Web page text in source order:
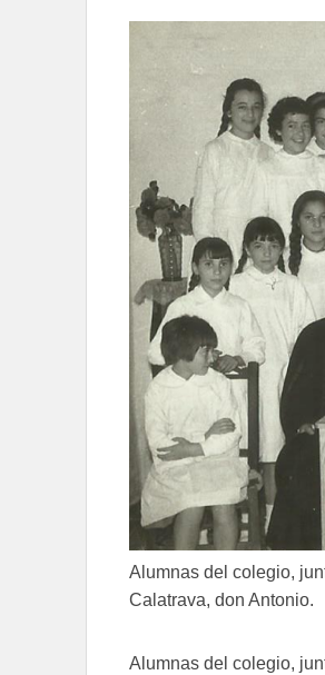
Alumnas del colegio,
Calatrava, don Antonio.
Alumnas del colegio,